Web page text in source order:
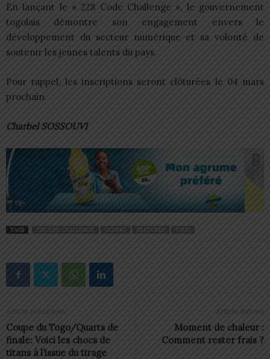
En lançant le « 228 Code Challenge », le gouvernement
togolais démontre son engagement envers le
développement du secteur numérique et sa volonté de
soutenir les jeunes talents du pays.
Pour rappel, les inscriptions seront clôturées le 04 mars
prochain.
Charbel SOSSOUVI
TAGS 228 CODE CHALLENGE CODING FEATURED TOGO
Article précédent
Coupe du Togo/Quarts de
finale: Voici les chocs de
titans à l’issue du tirage
Article suivant
Moment de chaleur :
Comment rester frais ?